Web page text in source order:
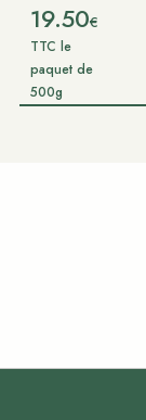
19.50€
TTC le
paquet de
500g